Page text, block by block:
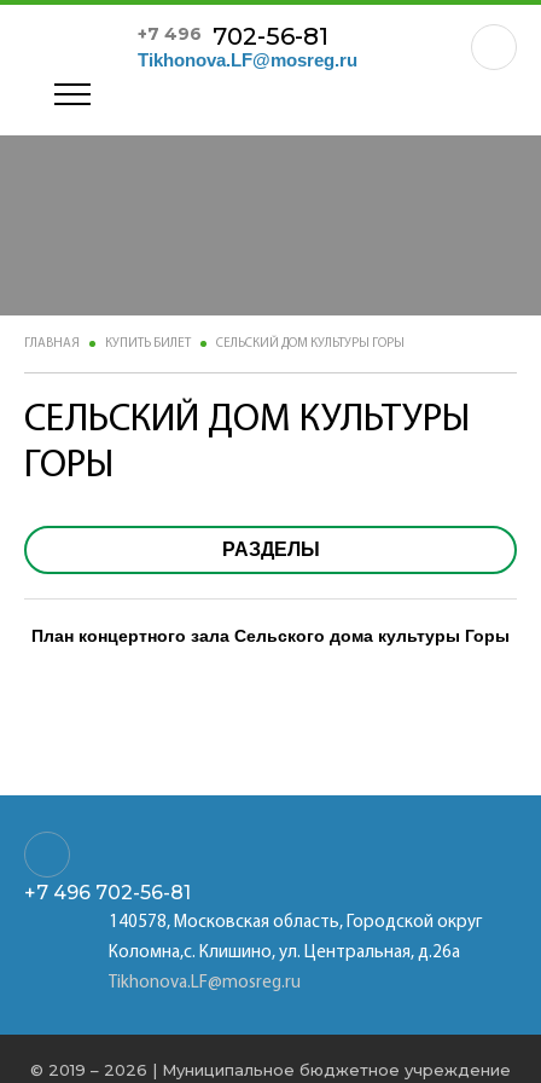
+7 496 702-56-81
Tikhonova.LF@mosreg.ru
ГЛАВНАЯ КУПИТЬ БИЛЕТ СЕЛЬСКИЙ ДОМ КУЛЬТУРЫ ГОРЫ
СЕЛЬСКИЙ ДОМ КУЛЬТУРЫ
ГОРЫ
РАЗДЕЛЫ
План концертного зала Сельского дома культуры Горы
+7 496 702-56-81
140578, Московская область, Городской округ
Коломна,с. Клишино, ул. Центральная, д.26а
Tikhonova.LF@mosreg.ru
© 2019 – 2026 | Муниципальное бюджетное учреждение